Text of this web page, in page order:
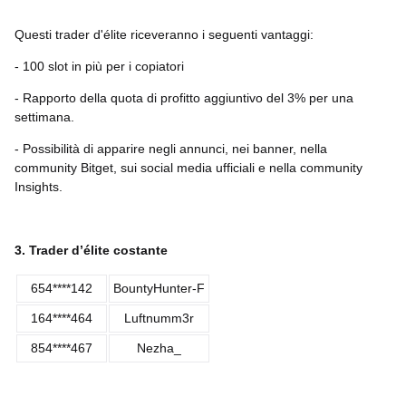
Questi trader d'élite riceveranno i seguenti vantaggi:
- 100 slot in più per i copiatori
- Rapporto della quota di profitto aggiuntivo del 3% per una
settimana.
- Possibilità di apparire negli annunci, nei banner, nella
community Bitget, sui social media ufficiali e nella community
Insights.
3. Trader d’élite costante
654****142 BountyHunter-F
164****464 Luftnumm3r
854****467 Nezha_